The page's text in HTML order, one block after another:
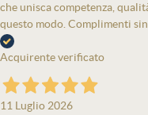
che unisca competenza,
questo modo. Complimenti
Acquirente verificato
11 Luglio 2026